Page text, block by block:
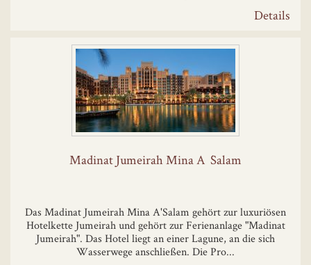
Details
Madinat Jumeirah Mina A´Salam
Das Madinat Jumeirah Mina A'Salam gehört zur luxuriösen
Hotelkette Jumeirah und gehört zur Ferienanlage "Madinat
Jumeirah". Das Hotel liegt an einer Lagune, an die sich
Wasserwege anschließen. Die Pro...